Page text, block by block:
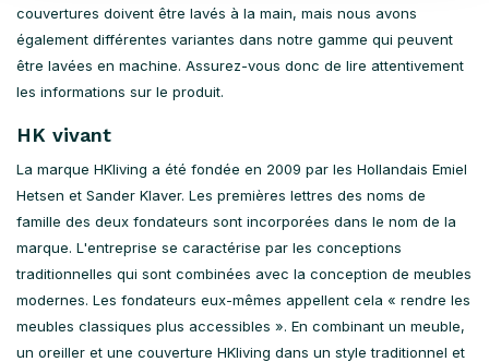
couvertures doivent être lavés à la main, mais nous avons
également différentes variantes dans notre gamme qui peuvent
être lavées en machine. Assurez-vous donc de lire attentivement
les informations sur le produit.
HK vivant
La marque HKliving a été fondée en 2009 par les Hollandais Emiel
Hetsen et Sander Klaver. Les premières lettres des noms de
famille des deux fondateurs sont incorporées dans le nom de la
marque. L'entreprise se caractérise par les conceptions
traditionnelles qui sont combinées avec la conception de meubles
modernes. Les fondateurs eux-mêmes appellent cela « rendre les
meubles classiques plus accessibles ». En combinant un meuble,
un oreiller et une couverture HKliving dans un style traditionnel et